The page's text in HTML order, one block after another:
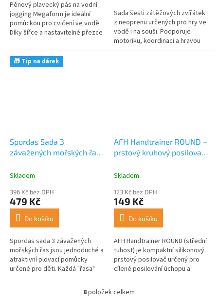
hvězdiček.
Pěnový plavecký pás na vodní
jogging Megaform je ideální
pomůckou pro cvičení ve vodě.
Díky šířce a nastavitelné přezce
během vodních aktivit....
Sada šesti zátěžových zvířátek
z neoprenu určených pro hry ve
vodě i na souši. Podporuje
motoriku, koordinaci a hravou
formou učí děti potápění i
🎁 Tip na dárek
Spordas Sada 3
závažených mořských řas
bazénu
Skladem
396 Kč bez DPH
479 Kč
Do košíku
Spordas sada 3 závažených
mořských řas jsou jednoduché a
atraktivní plovací pomůcky
určené pro děti. Každá "řasa"
zůstává ve svislé poloze na dně
AFH Handtrainer ROUND –
prstový kruhový posilovač
tmavě modrý)
Skladem
123 Kč bez DPH
149 Kč
Do košíku
AFH Handtrainer ROUND (střední
tuhost) je kompaktní silikonový
prstový posilovač určený pro
cílené posilování úchopu a
ergoterapii, domácí...
O
8položek celkem